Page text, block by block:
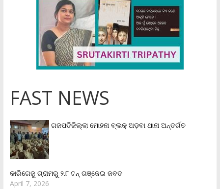
FAST NEWS
ଗଜପତିଜିଲ୍ଲା ମୋହନା ବ୍ଲକ୍‌ ଅଡ଼ବା ଥାନା ଅନ୍ତର୍ଗତ
କାରିଗେଜୁ ଗ୍ରାମରୁ ୨.୮ ଟନ୍ ଗଞ୍ଜେଇ ଜବତ
April 7, 2026